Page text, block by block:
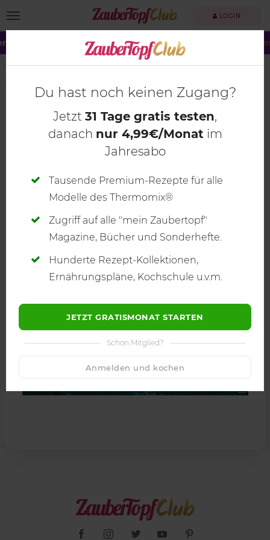
TOGGLE NAVIGATION LOGIN
große Summer Sale! Dein ZauberTopf Club – jetzt 40 %
mein ZauberTopf 01-2020
Du hast noch keinen Zugang?
Jetzt 31 Tage gratis testen,
danach nur 4,99€/Monat im
Jahresabo
Tausende Premium-Rezepte für alle
Modelle des Thermomix®
Zugriff auf alle "mein Zaubertopf"
Magazine, Bücher und Sonderhefte.
Hunderte Rezept-Kollektionen,
Ernährungspläne, Kochschule u.v.m.
JETZT GRATISMONAT STARTEN
Schon Mitglied?
Anmelden und kochen